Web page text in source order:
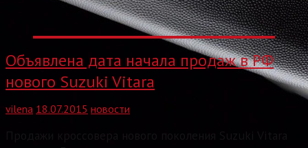
Объявлена дата начала продаж в РФ
нового Suzuki Vitara
vilena 18.07.2015 новости